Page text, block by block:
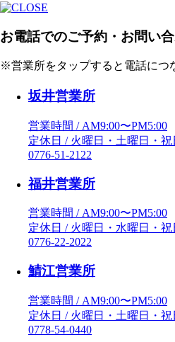
お電話でのご予約・お問い
※営業所をタップすると電話につ
坂井営業所
営業時間 / AM9:00〜PM5:00
定休日 / 火曜日・土曜日・祝
0776-51-2122
福井営業所
営業時間 / AM9:00〜PM5:00
定休日 / 火曜日・水曜日・祝
0776-22-2022
鯖江営業所
営業時間 / AM9:00〜PM5:00
定休日 / 火曜日・土曜日・祝
0778-54-0440